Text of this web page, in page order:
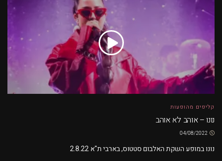
קליפים מהופעות
נונו – אוהב לא אוהב
נונו במופע השקת האלבום סטטוס, בארבי ת"א 2.8.22